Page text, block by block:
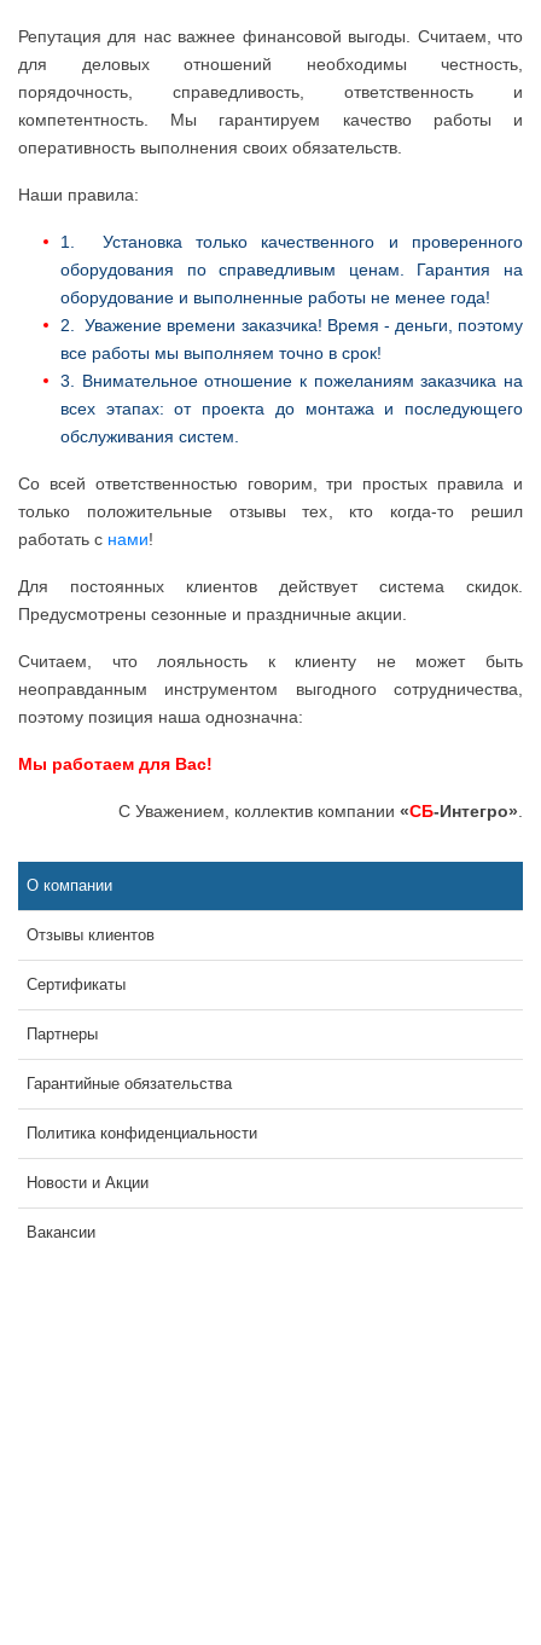
О компании
Отзывы клиентов
Сертификаты
Партнеры
Гарантийные обязательства
Политика конфиденциальности
Новости и Акции
Вакансии
Репутация для нас важнее финансовой выгоды. Считаем, что
для деловых отношений необходимы честность,
порядочность, справедливость, ответственность и
компетентность. Мы гарантируем качество работы и
оперативность выполнения своих обязательств.
Наши правила:
1. Установка только качественного и проверенного
оборудования по справедливым ценам. Гарантия на
оборудование и выполненные работы не менее года!
2. Уважение времени заказчика! Время - деньги, поэтому
все работы мы выполняем точно в срок!
3. Внимательное отношение к пожеланиям заказчика на
всех этапах: от проекта до монтажа и последующего
обслуживания систем.
Со всей ответственностью говорим, три простых правила и
только положительные отзывы тех, кто когда-то решил
работать с нами!
Для постоянных клиентов действует система скидок.
Предусмотрены сезонные и праздничные акции.
Считаем, что лояльность к клиенту не может быть
неоправданным инструментом выгодного сотрудничества,
поэтому позиция наша однозначна:
Мы работаем для Вас!
С Уважением, коллектив компании «СБ-Интегро»